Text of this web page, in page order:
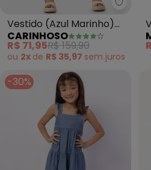
Vestido (Azul Marinho)
Marias Texturizada
CARINHOSO
R$ 71,95R$ 159,90
ou 2x de R$ 35,97 sem juros
-30%